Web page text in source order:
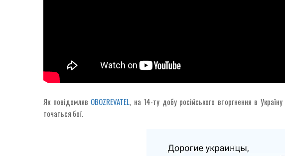
Як повідомляв OBOZREVATEL, на 14-ту добу російського вторгнення в Україну
точаться бої.